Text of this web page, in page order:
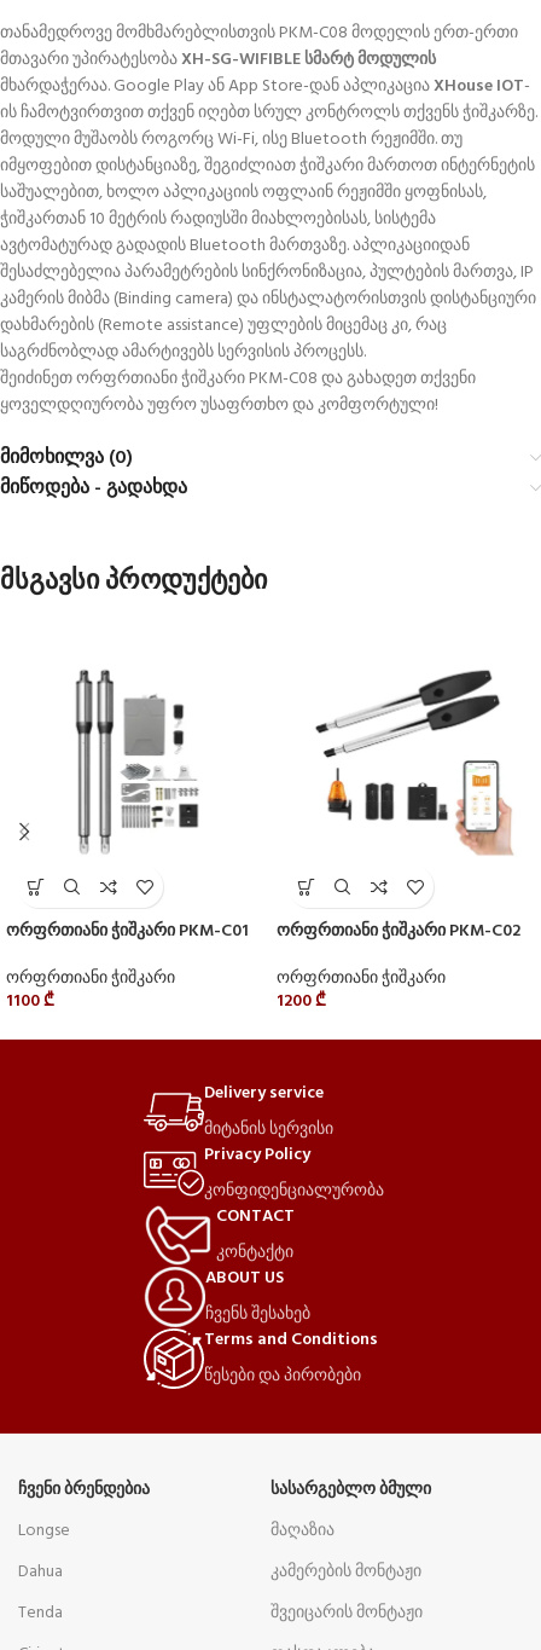
თანამედროვე მომხმარებლისთვის PKM-C08 მოდელის ერთ-ერთი
მთავარი უპირატესობაXH-SG-WIFIBLE სმარტ მოდულის
მხარდაჭერაა. Google Play ან App Store-დან აპლიკაციაXHouse IOT-
ის ჩამოტვირთვით თქვენ იღებთ სრულ კონტროლს თქვენს ჭიშკარზე.
მოდული მუშაობს როგორც Wi-Fi, ისე Bluetooth რეჟიმში. თუ
იმყოფებით დისტანციაზე, შეგიძლიათ ჭიშკარი მართოთ ინტერნეტის
საშუალებით, ხოლო აპლიკაციის ოფლაინ რეჟიმში ყოფნისას,
ჭიშკართან 10 მეტრის რადიუსში მიახლოებისას, სისტემა
ავტომატურად გადადის Bluetooth მართვაზე. აპლიკაციიდან
შესაძლებელია პარამეტრების სინქრონიზაცია, პულტების მართვა, IP
კამერის მიბმა (Binding camera) და ინსტალატორისთვის დისტანციური
დახმარების (Remote assistance) უფლების მიცემაც კი, რაც
საგრძნობლად ამარტივებს სერვისის პროცესს.
შეიძინეთ ორფრთიანი ჭიშკარი PKM-C08 და გახადეთ თქვენი
ყოველდღიურობა უფრო უსაფრთხო და კომფორტული!
მიმოხილვა (0)
მიწოდება - გადახდა
მსგავსი პროდუქტები
ორფრთიანი ჭიშკარი PKM-C01
ორფრთიანი ჭიშკარი
1100₾
ორფრთიანი ჭიშკარი PKM-C02
ორფრთიანი ჭიშკარი
1200₾
Delivery service
მიტანის სერვისი
Privacy Policy
კონფიდენციალურობა
CONTACT
კონტაქტი
ABOUT US
ჩვენს შესახებ
Terms and Conditions
წესები და პირობები
ᲩᲕᲔᲜᲘ ᲑᲠᲔᲜᲓᲔᲑᲘᲐ
Longse
Dahua
Tenda
ᲡᲐᲡᲐᲠᲒᲔᲑᲚᲝ ᲑᲛᲣᲚᲘ
მაღაზია
კამერების მონტაჟი
შვეიცარის მონტაჟი